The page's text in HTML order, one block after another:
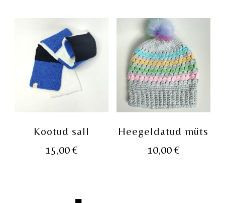
Kootud sall
15,00€
Heegeldatud müts
10,00 €